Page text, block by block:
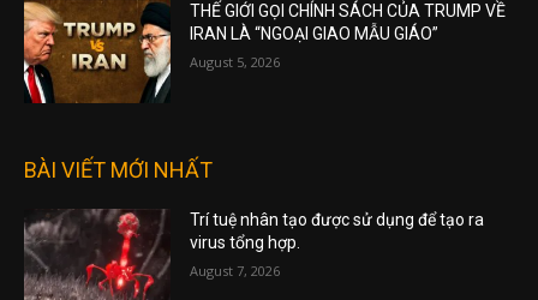
THẾ GIỚI GỌI CHÍNH SÁCH CỦA TRUMP VỀ
IRAN LÀ “NGOẠI GIAO MẪU GIÁO”
August 5, 2026
BÀI VIẾT MỚI NHẤT
Trí tuệ nhân tạo được sử dụng để tạo ra
virus tổng hợp.
August 7, 2026